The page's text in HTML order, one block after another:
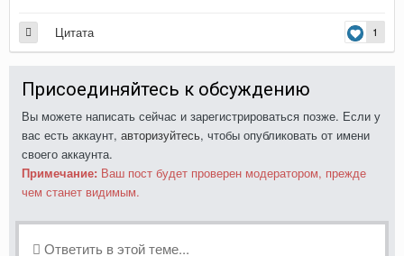
1
Цитата
Присоединяйтесь к обсуждению
Вы можете написать сейчас и зарегистрироваться позже. Если у
вас есть аккаунт, авторизуйтесь, чтобы опубликовать от имени
своего аккаунта.
Примечание: Ваш пост будет проверен модератором, прежде
чем станет видимым.
Ответить в этой теме...